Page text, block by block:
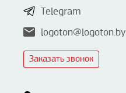
Telegram
logoton@logoton.by
Заказать звонок